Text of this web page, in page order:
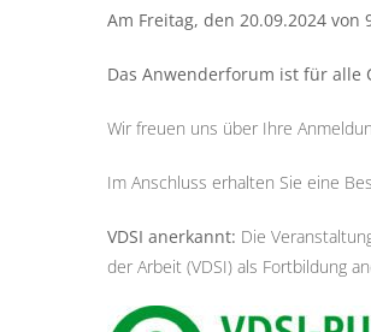
Am Freitag, den 20.09.2024 von
Das Anwenderforum ist für alle
Wir freuen uns über Ihre
Im Anschluss erhalten Sie eine
VDSI anerkannt: Die
der Arbeit (VDSI) als Fortbildung